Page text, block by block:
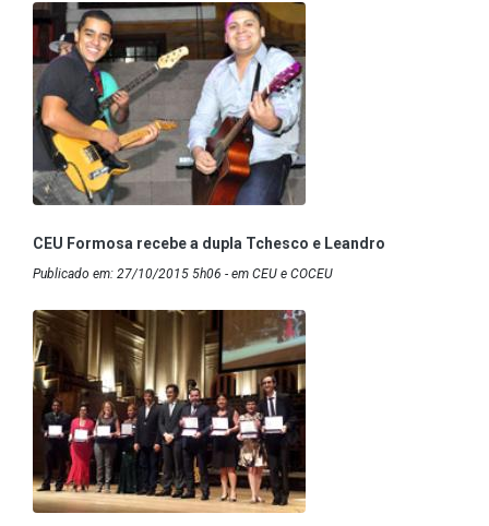
CEU Formosa recebe a dupla Tchesco e Leandro
Publicado em: 27/10/2015 5h06 - em CEU e COCEU